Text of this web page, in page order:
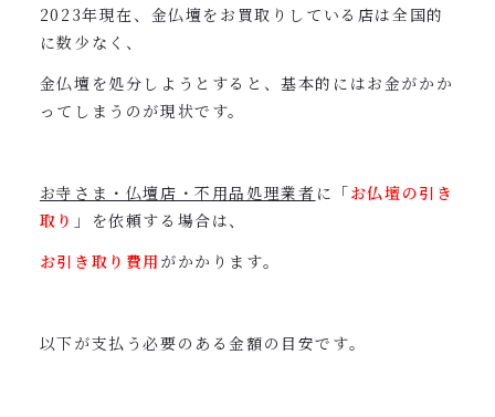
2023年現在、金仏壇をお買取りしている店は全国的
に数少なく、
金仏壇を処分しようとすると、基本的にはお金がかか
ってしまうのが現状です。
お寺さま・仏壇店・不用品処理業者 に「お仏壇の引き
取り 」を依頼する場合は、
お引き取り費用 がかかります。
以下が支払う必要のある金額の目安です。